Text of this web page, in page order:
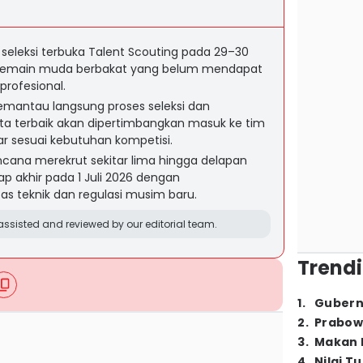
terbuka Talent Scouting pada 29–30
muda berbakat yang belum mendapat
langsung proses seleksi dan
terbaik akan dipertimbangkan masuk ke tim
sesuai kebutuhan kompetisi.
merekrut sekitar lima hingga delapan
akhir pada 1 Juli 2026 dengan
teknik dan regulasi musim baru.
and reviewed by our editorial team.
1.
2.
3. Makan